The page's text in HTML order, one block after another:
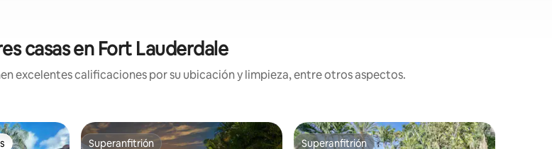
casas en Fort Lauderdale
excelentes calificaciones por su ubicación y limpieza, entre otros aspectos.
Superanfitrión Superanfitrión